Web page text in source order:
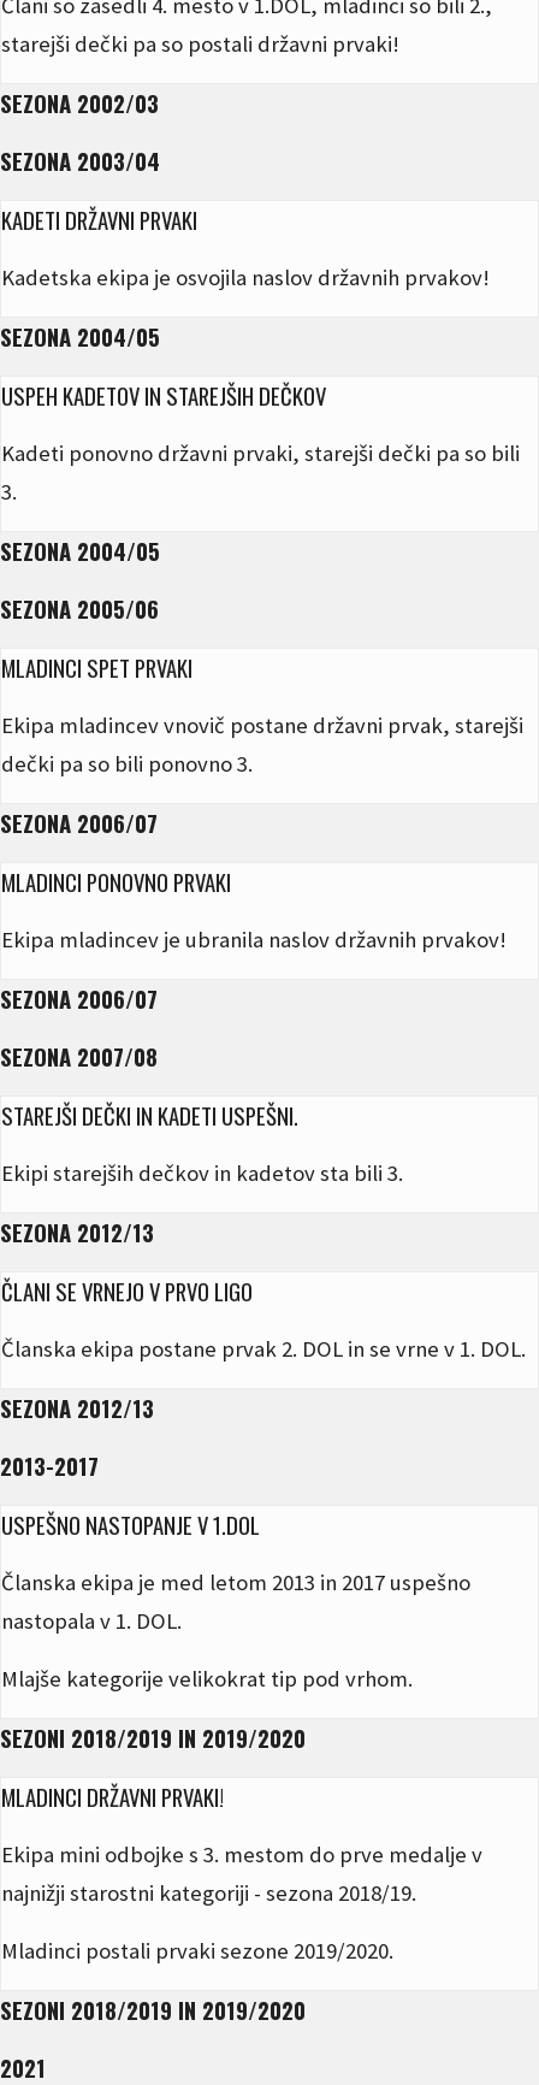
starejši dečki pa so postali državni prvaki!
SEZONA 2002/03
SEZONA 2003/04
KADETI DRŽAVNI PRVAKI
Kadetska ekipa je osvojila naslov državnih prvakov!
SEZONA 2004/05
USPEH KADETOV IN STAREJŠIH DEČKOV
Kadeti ponovno državni prvaki, starejši dečki pa so bili
3.
SEZONA 2004/05
SEZONA 2005/06
MLADINCI SPET PRVAKI
Ekipa mladincev vnovič postane državni prvak, starejši
dečki pa so bili ponovno 3.
SEZONA 2006/07
MLADINCI PONOVNO PRVAKI
Ekipa mladincev je ubranila naslov državnih prvakov!
SEZONA 2006/07
SEZONA 2007/08
STAREJŠI DEČKI IN KADETI USPEŠNI.
Ekipi starejših dečkov in kadetov sta bili 3.
SEZONA 2012/13
ČLANI SE VRNEJO V PRVO LIGO
Članska ekipa postane prvak 2. DOL in se vrne v 1. DOL.
SEZONA 2012/13
2013-2017
USPEŠNO NASTOPANJE V 1.DOL
Članska ekipa je med letom 2013 in 2017 uspešno
nastopala v 1. DOL.
Mlajše kategorije velikokrat tip pod vrhom.
SEZONI 2018/2019 IN 2019/2020
MLADINCI DRŽAVNI PRVAKI!
Ekipa mini odbojke s 3. mestom do prve medalje v
najnižji starostni kategoriji - sezona 2018/19.
Mladinci postali prvaki sezone 2019/2020.
SEZONI 2018/2019 IN 2019/2020
2021